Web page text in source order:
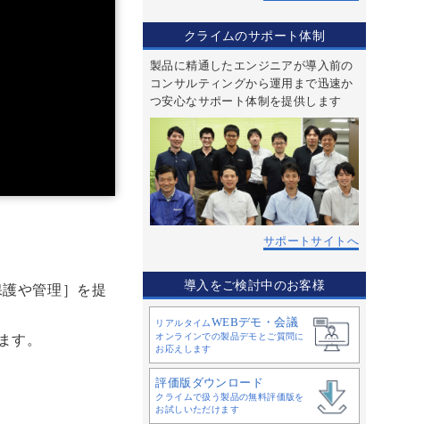
や管理］を提
す。
クライムのサポート体制
製品に精通したエンジニアが導入前の
コンサルティングから運用まで迅速か
つ安心なサポート体制を提供します
サポートサイトへ
導入をご検討中のお客様
リアルタイムWEBデモ・会議
オンラインでの製品デモとご質問に
お応えします
評価版ダウンロード
クライムで扱う製品の無料評価版を
お試しいただけます